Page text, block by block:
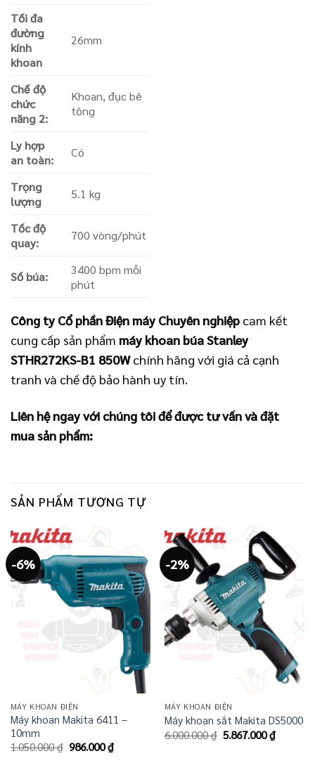
Tối đa
đường
kính
khoan
26mm
Chế độ
chức
năng 2:
Khoan, đục bê
tông
Ly hợp
an toàn:
Có
Trọng
lượng
5.1 kg
Tốc độ
quay:
700 vòng/phút
Số búa:
3400 bpm mỗi
phút
Công ty Cổ phần Điện máy Chuyên nghiệp cam kết
cung cấp sản phẩm máy khoan búa Stanley
STHR272KS-B1 850Wchính hãng với giá cả cạnh
tranh và chế độ bảo hành uy tín.
Liên hệ ngay với chúng tôi để được tư vấn và đặt
mua sản phẩm:
SẢN PHẨM TƯƠNG TỰ
-6%
MÁY KHOAN ĐIỆN
Máy khoan Makita 6411 –
10mm
1.050.000₫ Giá
986.000₫Giá
-2%
MÁY KHOAN ĐIỆN
Máy khoan sắt Makita DS5000
6.000.000₫ Giá
5.867.000₫Giá